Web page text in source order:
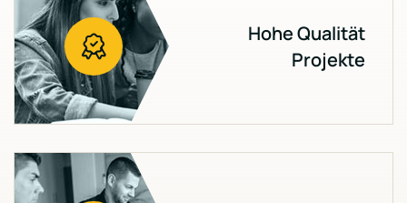
Hohe Qualität
Projekte